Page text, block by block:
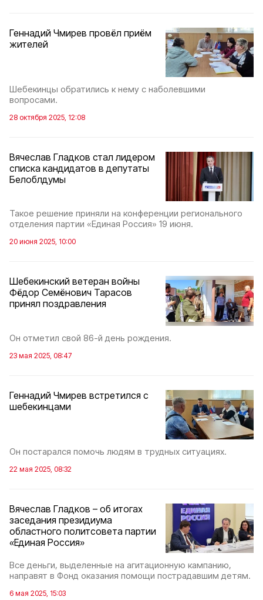
Геннадий Чмирев провёл приём
жителей
Шебекинцы обратились к нему с наболевшими
вопросами.
28 октября 2025, 12:08
Вячеслав Гладков стал лидером
списка кандидатов в депутаты
Белоблдумы
Такое решение приняли на конференции регионального
отделения партии «Единая Россия» 19 июня.
20 июня 2025, 10:00
Шебекинский ветеран войны
Фёдор Семёнович Тарасов
принял поздравления
Он отметил свой 86-й день рождения.
23 мая 2025, 08:47
Геннадий Чмирев встретился с
шебекинцами
Он постарался помочь людям в трудных ситуациях.
22 мая 2025, 08:32
Вячеслав Гладков – об итогах
заседания президиума
областного политсовета партии
«Единая Россия»
Все деньги, выделенные на агитационную кампанию,
направят в Фонд оказания помощи пострадавшим детям.
6 мая 2025, 15:03